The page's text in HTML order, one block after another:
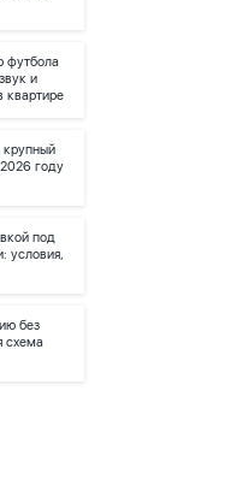
футбола
и
квартире
крупный
году
под
условия,
без
схема